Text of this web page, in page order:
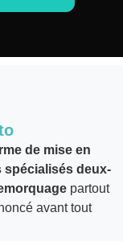
de mise en
spécialisés deux-
partout
avant tout